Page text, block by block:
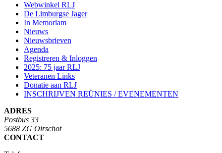
Webwinkel RLJ
De Limburgse Jager
In Memoriam
Nieuws
Nieuwsbrieven
Agenda
Registreren & Inloggen
2025: 75 jaar RLJ
Veteranen Links
Donatie aan RLJ
INSCHRIJVEN REÜNIES / EVENEMENTEN
ADRES
Postbus 33
5688 ZG Oirschot
CONTACT